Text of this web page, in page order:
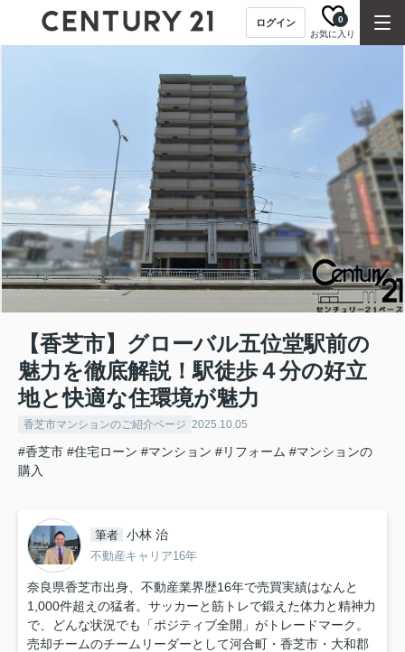
ログイン
お気に入り
0
【香芝市】グローバル五位堂駅前の
魅力を徹底解説！駅徒歩４分の好立
地と快適な住環境が魅力
香芝市マンションのご紹介ページ 2025.10.05
#香芝市 #住宅ローン #マンション #リフォーム #マンションの
購入
筆者 小林 治
不動産キャリア16年
奈良県香芝市出身、不動産業界歴16年で売買実績はなんと
1,000件超えの猛者。サッカーと筋トレで鍛えた体力と精神力
で、どんな状況でも「ポジティブ全開」がトレードマーク。
売却チームのチームリーダーとして河合町・香芝市・大和郡